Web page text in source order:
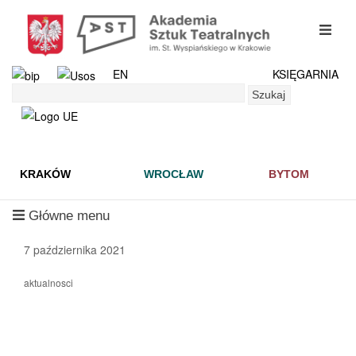
EN
KSIĘGARNIA
Szukaj
KRAKÓW WROCŁAW BYTOM
mobilne
menu
Główne menu
7 października 2021
aktualnosci